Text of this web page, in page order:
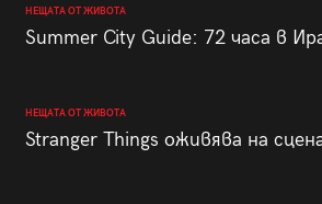
НЕЩАТА ОТ ЖИВОТА
Summer City Guide: 72 часа в
НЕЩАТА ОТ ЖИВОТА
Stranger Things оживява на